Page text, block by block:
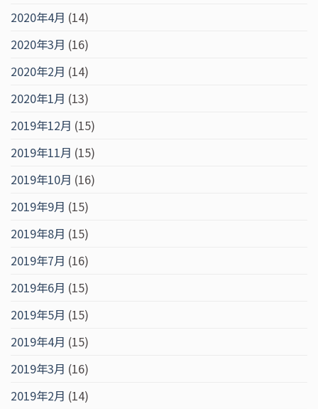
2020年4月 (14)
2020年3月 (16)
2020年2月 (14)
2020年1月 (13)
2019年12月 (15)
2019年11月 (15)
2019年10月 (16)
2019年9月 (15)
2019年8月 (15)
2019年7月 (16)
2019年6月 (15)
2019年5月 (15)
2019年4月 (15)
2019年3月 (16)
2019年2月 (14)